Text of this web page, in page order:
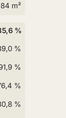
m²
%
%
%
%
%